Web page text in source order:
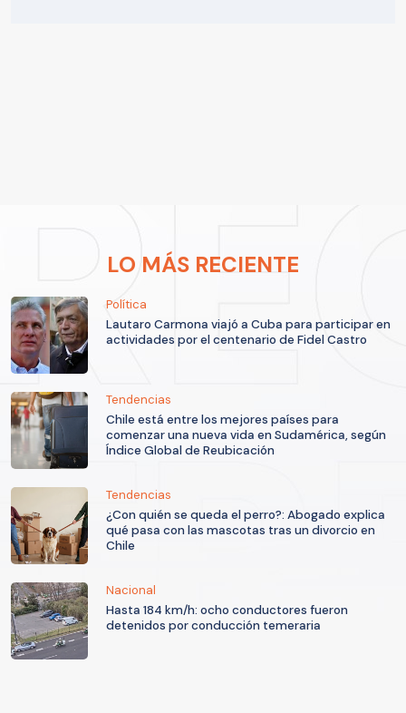
LO MÁS RECIENTE
Política
Lautaro Carmona viajó a Cuba para participar en
actividades por el centenario de Fidel Castro
Tendencias
Chile está entre los mejores países para
comenzar una nueva vida en Sudamérica, según
Índice Global de Reubicación
Tendencias
¿Con quién se queda el perro?: Abogado explica
qué pasa con las mascotas tras un divorcio en
Chile
Nacional
Hasta 184 km/h: ocho conductores fueron
detenidos por conducción temeraria